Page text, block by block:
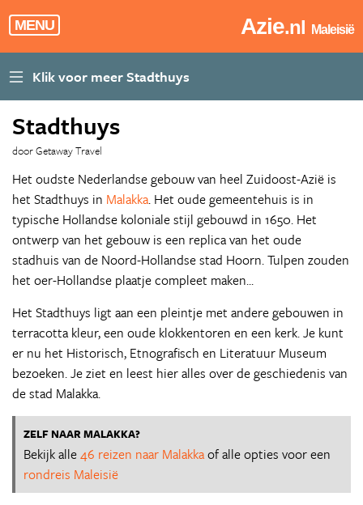
MENU Azie.nl Maleisië
Stadthuys
door Getaway Travel
Het oudste Nederlandse gebouw van heel Zuidoost-Azië is
het Stadthuys in Malakka. Het oude gemeentehuis is in
typische Hollandse koloniale stijl gebouwd in 1650. Het
ontwerp van het gebouw is een replica van het oude
stadhuis van de Noord-Hollandse stad Hoorn. Tulpen zouden
het oer-Hollandse plaatje compleet maken...
Het Stadthuys ligt aan een pleintje met andere gebouwen in
terracotta kleur, een oude klokkentoren en een kerk. Je kunt
er nu het Historisch, Etnografisch en Literatuur Museum
bezoeken. Je ziet en leest hier alles over de geschiedenis van
de stad Malakka.
ZELF NAAR MALAKKA?
Bekijk alle46 reizen naar Malakkaof alle opties voor een
rondreis Maleisië